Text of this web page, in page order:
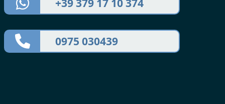
+39 379 17 10 374
0975 030439